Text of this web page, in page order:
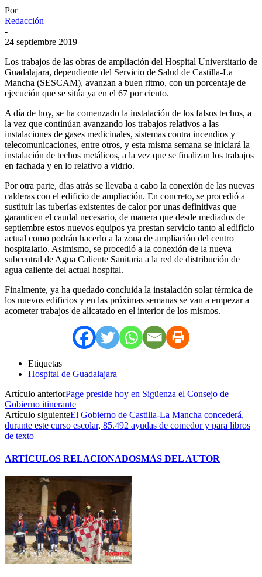
Por
Redacción
-
24 septiembre 2019
Los trabajos de las obras de ampliación del Hospital Universitario de
Guadalajara, dependiente del Servicio de Salud de Castilla-La
Mancha (SESCAM), avanzan a buen ritmo, con un porcentaje de
ejecución que se sitúa ya en el 67 por ciento.
A día de hoy, se ha comenzado la instalación de los falsos techos, a
la vez que continúan avanzando los trabajos relativos a las
instalaciones de gases medicinales, sistemas contra incendios y
telecomunicaciones, entre otros, y esta misma semana se iniciará la
instalación de techos metálicos, a la vez que se finalizan los trabajos
en fachada y en lo relativo a vidrio.
Por otra parte, días atrás se llevaba a cabo la conexión de las nuevas
calderas con el edificio de ampliación. En concreto, se procedió a
sustituir las tuberías existentes de calor por unas definitivas que
garanticen el caudal necesario, de manera que desde mediados de
septiembre estos nuevos equipos ya prestan servicio tanto al edificio
actual como podrán hacerlo a la zona de ampliación del centro
hospitalario. Asimismo, se procedió a la conexión de la nueva
subcentral de Agua Caliente Sanitaria a la red de distribución de
agua caliente del actual hospital.
Finalmente, ya ha quedado concluida la instalación solar térmica de
los nuevos edificios y en las próximas semanas se van a empezar a
acometer trabajos de alicatado en el interior de los mismos.
Etiquetas
Hospital de Guadalajara
Artículo anteriorPage preside hoy en Sigüenza el Consejo de
Gobierno itinerante
Artículo siguienteEl Gobierno de Castilla-La Mancha concederá,
durante este curso escolar, 85.492 ayudas de comedor y para libros
de texto
ARTÍCULOS RELACIONADOSMÁS DEL AUTOR